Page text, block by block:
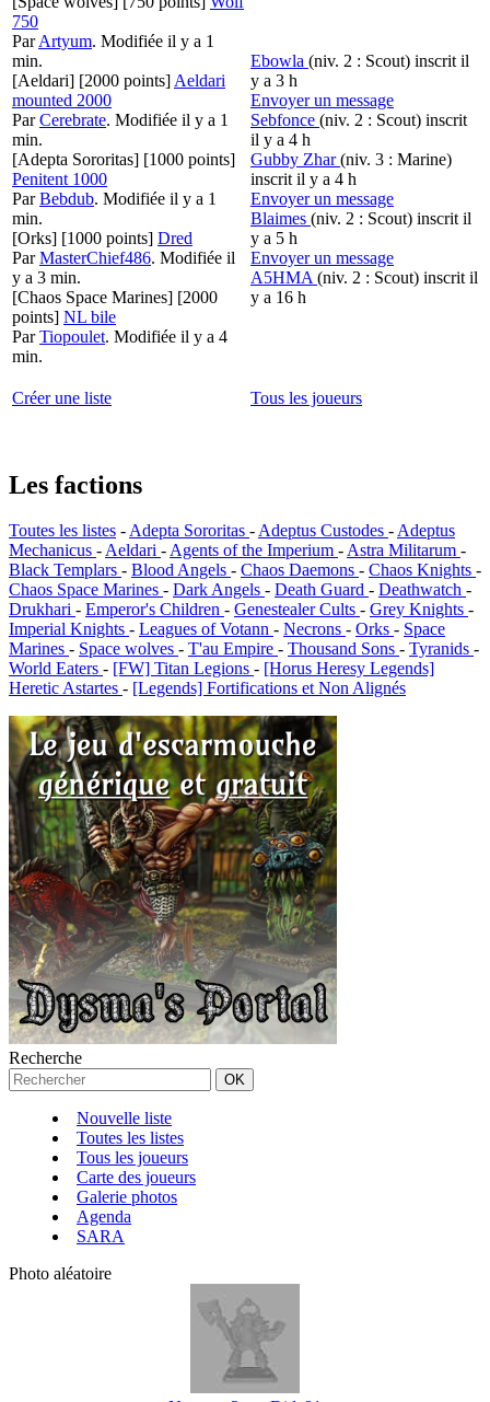
750
ParArtyum. Modifiée il y a 1
min.
[Aeldari] [2000 points] Aeldari
mounted 2000
ParCerebrate. Modifiée il y a 1
min.
[Adepta Sororitas] [1000 points]
Penitent 1000
ParBebdub. Modifiée il y a 1
min.
[Orks] [1000 points] Dred
ParMasterChief486. Modifiée il
y a 3 min.
[Chaos Space Marines] [2000
points] NL bile
ParTiopoulet. Modifiée il y a 4
min.
Ebowla (niv. 2 : Scout) inscrit il
y a 3 h
Envoyer un message
Sebfonce (niv. 2 : Scout) inscrit
il y a 4 h
Gubby Zhar(niv. 3 : Marine)
inscrit il y a 4 h
Envoyer un message
Blaimes (niv. 2 : Scout) inscrit il
y a 5 h
Envoyer un message
A5HMA (niv. 2 : Scout) inscrit il
y a 16 h
Créer une liste Tous les joueurs
Les factions
Toutes les listes -Adepta Sororitas -Adeptus Custodes -Adeptus
Mechanicus -Aeldari -Agents of the Imperium -Astra Militarum -
Black Templars - Blood Angels - Chaos Daemons - Chaos Knights -
Chaos Space Marines - Dark Angels - Death Guard - Deathwatch -
Drukhari - Emperor's Children - Genestealer Cults - Grey Knights -
Imperial Knights - Leagues of Votann - Necrons - Orks - Space
Marines - Space wolves - T'au Empire - Thousand Sons - Tyranids -
World Eaters - [FW] Titan Legions - [Horus Heresy Legends]
Heretic Astartes - [Legends] Fortifications et Non Alignés
Recherche
Nouvelle liste
Toutes les listes
Tous les joueurs
Carte des joueurs
Galerie photos
Agenda
SARA
Photo aléatoire